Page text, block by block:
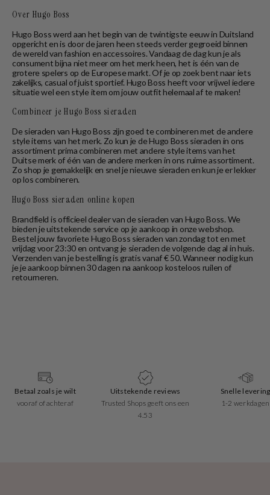
Over Hugo Boss
Hugo Boss werd aan het begin van de twintigste eeuw in Duitsland
opgericht en is door de jaren heen steeds verder gegroeid binnen
de wereld van fashion en accessoires. Vandaag de dag kun je als
consument bijna niet meer om het merk heen, het is één van de
grotere spelers op de Europese markt. Of je op zoek bent naar iets
zakelijks, casual of juist sportief. Hugo Boss heeft voor vrijwel iedere
situatie wel een style item om jouw outfit helemaal af te maken!
Combineer je Hugo Boss sieraden
De sieraden van Hugo Boss zijn goed te combineren met de andere
style items van het merk. Zo kun je de Hugo Boss sieraden in ons
assortiment prima combineren met andere style items van het
Duitse merk of één van de andere merken in ons ruime assortiment.
Zo shop je gemakkelijk en snel je nieuwe sieraden en kun je er lekker
op los combineren.
Hugo Boss sieraden online kopen
Brandfield is officieel dealer van de sieraden van Hugo Boss. We
bieden je uitstekende service op je aankoop in onze webshop.
Bestel jouw favoriete Hugo Boss sieraden van zondag tot en met
vrijdag voor 23:30 en ontvang je sieraden de volgende dag al in huis.
Verzenden van je bestelling is gratis vanaf € 50. Wanneer nodig kun
je je aankoop binnen 30 dagen na aankoop kosteloos ruilen of
retourneren.
Betaal zoals je wilt
vooraf of achteraf
Uitstekende reviews
Trusted Shops geeft ons een
4.53
Snelle levering
1-2 werkdagen